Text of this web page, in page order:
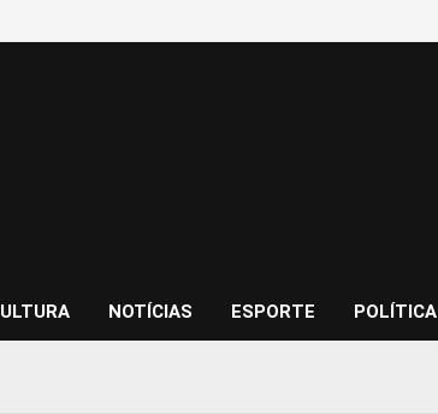
NOTÍCIAS ESPORTE POLÍTICA